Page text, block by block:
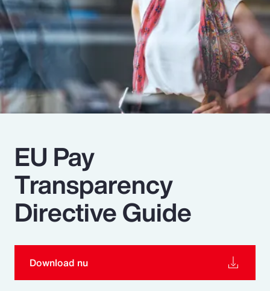
Pay Transparency
Parametrics
Risk Management
EU Pay
Transparency
Directive Guide
Download nu